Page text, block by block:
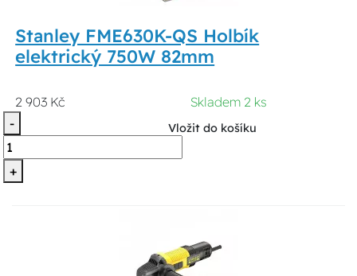
Stanley FME630K-QS Holbík
elektrický 750W 82mm
2 903 Kč
Skladem 2 ks
-
+
Vložit do košíku